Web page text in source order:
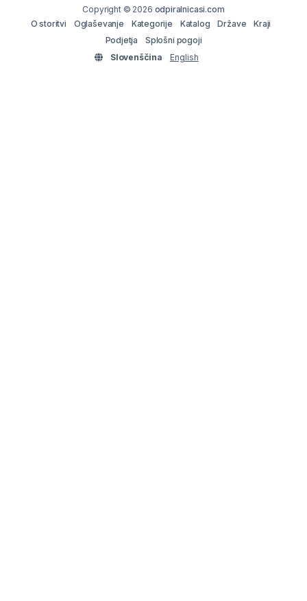
Copyright © 2026 odpiralnicasi.com
O storitvi
Oglaševanje Kategorije Katalog Države
Kraji
Podjetja
Splošni pogoji
Slovenščina
English